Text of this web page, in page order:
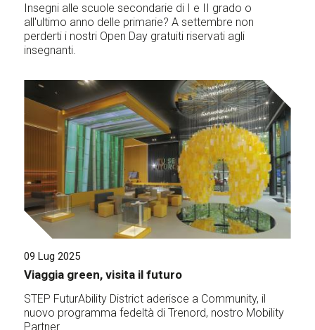
Insegni alle scuole secondarie di I e II grado o
all'ultimo anno delle primarie? A settembre non
perderti i nostri Open Day gratuiti riservati agli
insegnanti.
09 Lug 2025
Viaggia green, visita il futuro
STEP FuturAbility District aderisce a Community, il
nuovo programma fedeltà di Trenord, nostro Mobility
Partner.